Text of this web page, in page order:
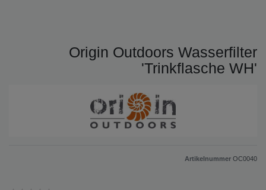
Origin Outdoors Wasserfilter
'Trinkflasche WH'
Artikelnummer OC0040